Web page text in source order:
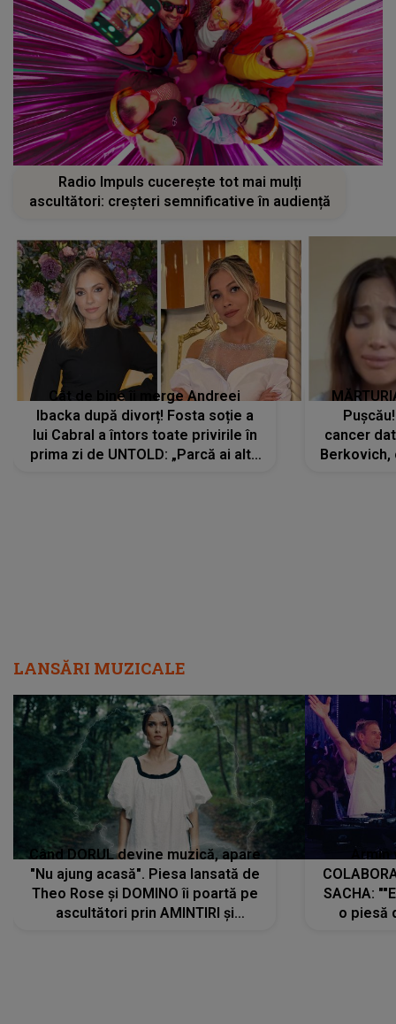
Radio Impuls cucerește tot mai mulți
ascultători: creșteri semnificative în audiență
Cât de bine îi merge Andreei
Ibacka după divorț! Fosta soție a
lui Cabral a întors toate privirile în
prima zi de UNTOLD: „Parcă ai altă
cancer
LANSĂRI MUZICALE
Când DORUL devine muzică, apare
"Nu ajung acasă". Piesa lansată de
Theo Rose și DOMINO îi poartă pe
ascultători prin AMINTIRI și
SACHA:
o piesă